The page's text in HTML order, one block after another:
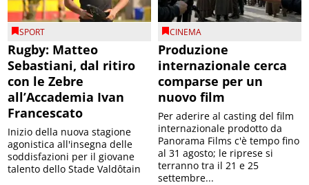
SPORT
Rugby: Matteo
Sebastiani, dal ritiro
con le Zebre
all’Accademia Ivan
Francescato
Inizio della nuova stagione
agonistica all'insegna delle
soddisfazioni per il giovane
talento dello Stade Valdôtain
CINEMA
Produzione
internazionale cerca
comparse per un
nuovo film
Per aderire al casting del film
internazionale prodotto da
Panorama Films c'è tempo fino
al 31 agosto; le riprese si
terranno tra il 21 e 25
settembre...